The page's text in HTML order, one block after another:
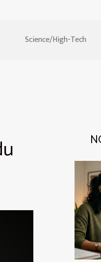
Science/High-Tech